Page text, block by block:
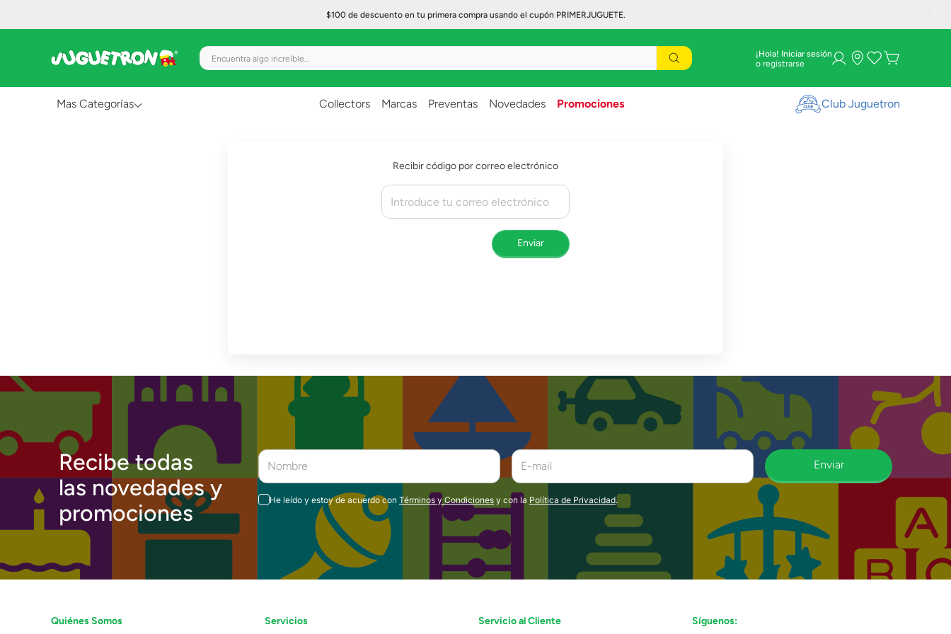
$100 de descuento en tu primera compra usando el cupón PRIMERJUGUETE.
Encuentra algo increíble... ¡Hola! Iniciar sesión
Mas Categorías
Construcción
Vehículos y Pistas
Collectors Marcas Preventas Novedades Promociones Club Juguetron
Recibir código por correo electrónico
Enviar
Recibe todas
las novedades y
promociones
Enviar
He leído y estoy de acuerdo con Términos y Condiciones y con la Política de Privacidad.
Quiénes Somos Servicios Servicio al Cliente Síguenos: